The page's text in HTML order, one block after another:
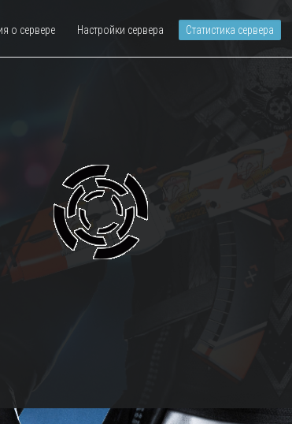
о сервере Настройки сервера Статистика сервера